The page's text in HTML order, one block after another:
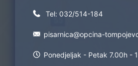
Tel: 032/514-184
pisarnica@opcina-
Ponedjeljak - Petak 7.00h -